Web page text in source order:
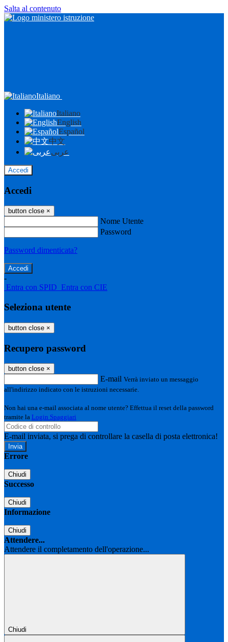
Salta al contenuto
Italiano
Italiano
English
Español
中文
عربى
Accedi
Accedi
button close ×
Nome Utente
Password
Password dimenticata?
-
Entra con SPID Entra con CIE
Seleziona utente
button close ×
Recupero password
button close ×
E-mail Verrà inviato un messaggio
all'indirizzo indicato con le istruzioni necessarie.
Non hai una e-mail associata al nome utente? Effettua il reset della password
tramite la Login Spaggiari
E-mail inviata, si prega di controllare la casella di posta elettronica!
Errore
Chiudi
Successo
Chiudi
Informazione
Chiudi
Attendere...
Attendere il completamento dell'operazione...
Chiudi